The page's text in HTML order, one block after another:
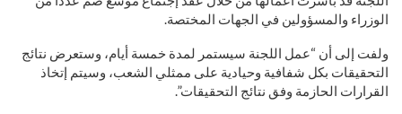
الوزراء والمسؤولين في الجهات المختصة.
ولفت إلى أن “عمل اللجنة سيستمر لمدة خمسة أيام، وستعرض نتائج
التحقيقات بكل شفافية وحيادية على ممثلي الشعب، وسيتم إتخاذ
القرارات الحازمة وفق نتائج التحقيقات”.